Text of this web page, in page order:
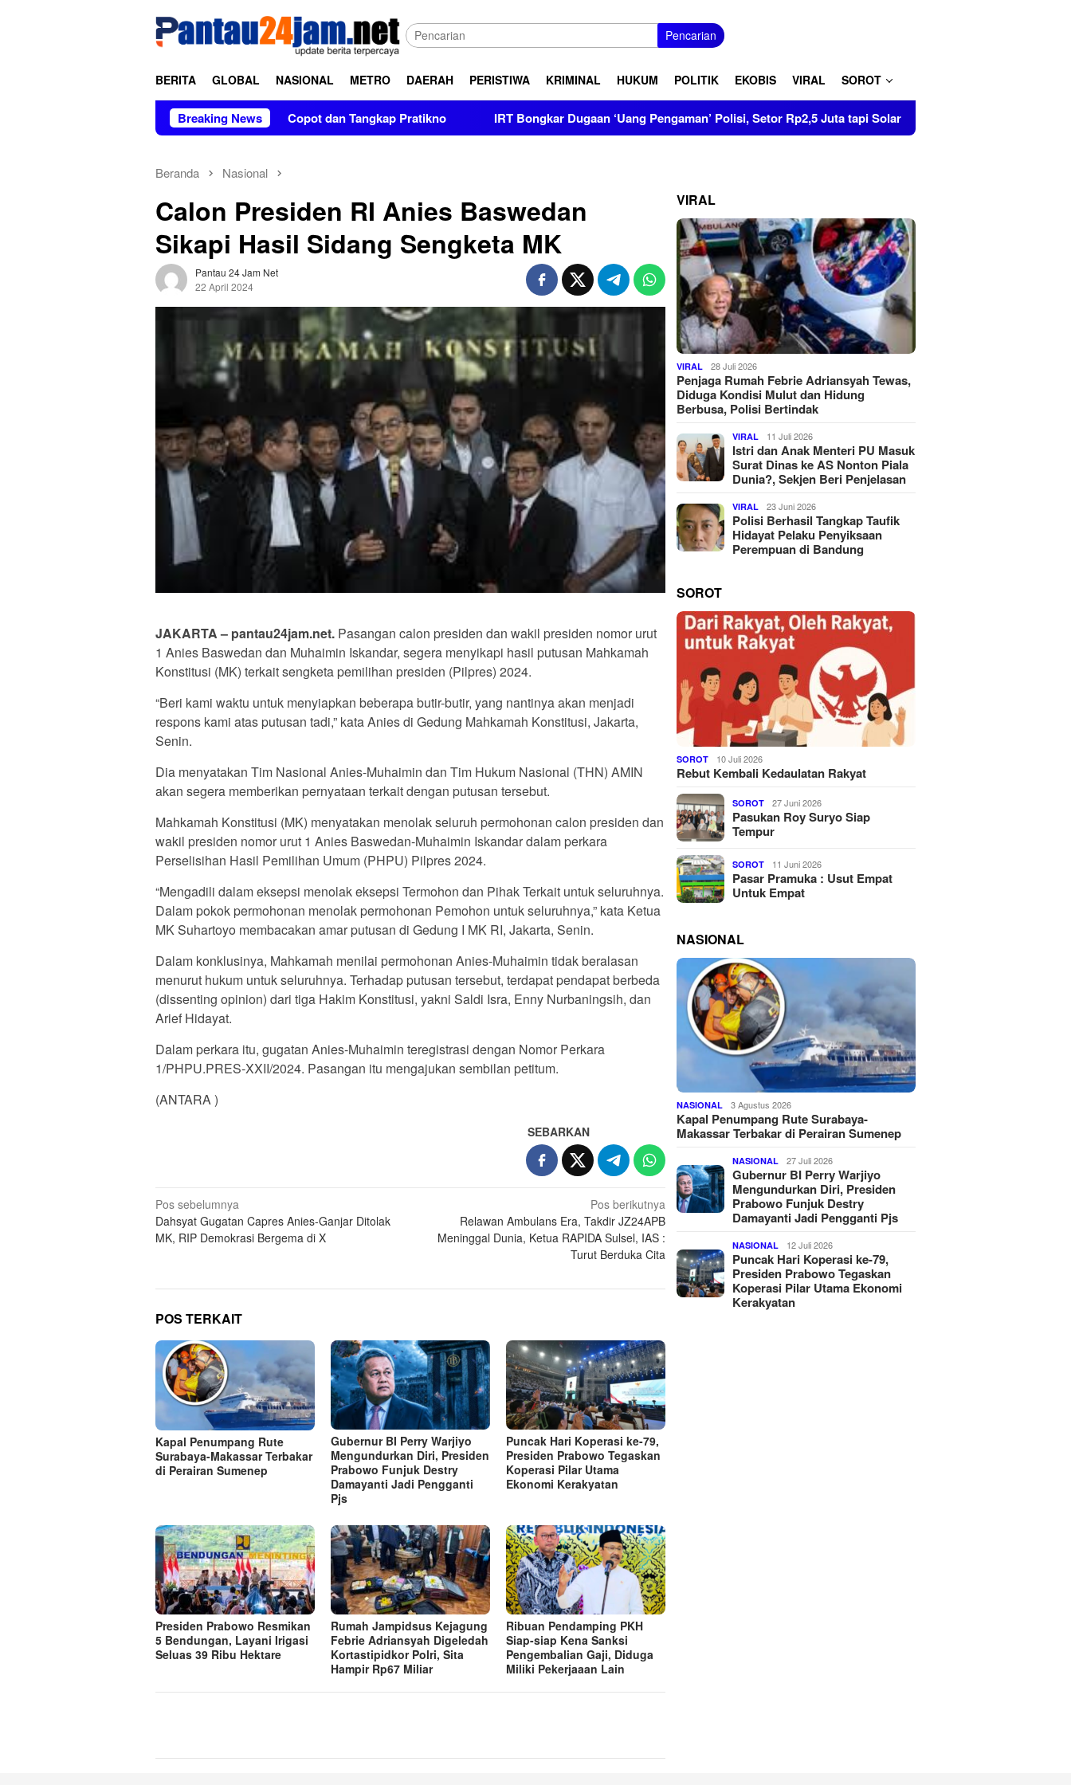
Pencarian
BERITA GLOBAL NASIONAL METRO DAERAH PERISTIWA KRIMINAL HUKUM POLITIK EKOBIS VIRAL SOROT
Breaking NewsCopot dan Tangkap Pratikno IRT Bongkar Dugaan ‘Uang Pengaman’ Polisi, Setor Rp2,5 Juta tapi Solar 8 Ton Disita di Pinrang
Beranda Nasional
Calon Presiden RI Anies Baswedan
Sikapi Hasil Sidang Sengketa MK
Pantau 24 Jam Net
22 April 2024
JAKARTA – pantau24jam.net. Pasangan calon presiden dan wakil presiden nomor urut
1 Anies Baswedan dan Muhaimin Iskandar, segera menyikapi hasil putusan Mahkamah
Konstitusi (MK) terkait sengketa pemilihan presiden (Pilpres) 2024.
“Beri kami waktu untuk menyiapkan beberapa butir-butir, yang nantinya akan menjadi
respons kami atas putusan tadi,” kata Anies di Gedung Mahkamah Konstitusi, Jakarta,
Senin.
Dia menyatakan Tim Nasional Anies-Muhaimin dan Tim Hukum Nasional (THN) AMIN
akan segera memberikan pernyataan terkait dengan putusan tersebut.
Mahkamah Konstitusi (MK) menyatakan menolak seluruh permohonan calon presiden dan
wakil presiden nomor urut 1 Anies Baswedan-Muhaimin Iskandar dalam perkara
Perselisihan Hasil Pemilihan Umum (PHPU) Pilpres 2024.
“Mengadili dalam eksepsi menolak eksepsi Termohon dan Pihak Terkait untuk seluruhnya.
Dalam pokok permohonan menolak permohonan Pemohon untuk seluruhnya,” kata Ketua
MK Suhartoyo membacakan amar putusan di Gedung I MK RI, Jakarta, Senin.
Dalam konklusinya, Mahkamah menilai permohonan Anies-Muhaimin tidak beralasan
menurut hukum untuk seluruhnya. Terhadap putusan tersebut, terdapat pendapat berbeda
(dissenting opinion) dari tiga Hakim Konstitusi, yakni Saldi Isra, Enny Nurbaningsih, dan
Arief Hidayat.
Dalam perkara itu, gugatan Anies-Muhaimin teregistrasi dengan Nomor Perkara
1/PHPU.PRES-XXII/2024. Pasangan itu mengajukan sembilan petitum.
(ANTARA )
SEBARKAN
Navigasi
pos
Pos sebelumnya
Dahsyat Gugatan Capres Anies-Ganjar Ditolak
MK, RIP Demokrasi Bergema di X
Pos berikutnya
Relawan Ambulans Era, Takdir JZ24APB
Meninggal Dunia, Ketua RAPIDA Sulsel, IAS :
Turut Berduka Cita
POS TERKAIT
Kapal Penumpang Rute
Surabaya-Makassar Terbakar
di Perairan Sumenep
Gubernur BI Perry Warjiyo
Mengundurkan Diri, Presiden
Prabowo Funjuk Destry
Damayanti Jadi Pengganti
Pjs
Puncak Hari Koperasi ke-79,
Presiden Prabowo Tegaskan
Koperasi Pilar Utama
Ekonomi Kerakyatan
Presiden Prabowo Resmikan
5 Bendungan, Layani Irigasi
Seluas 39 Ribu Hektare
Rumah Jampidsus Kejagung
Febrie Adriansyah Digeledah
Kortastipidkor Polri, Sita
Hampir Rp67 Miliar
Ribuan Pendamping PKH
Siap-siap Kena Sanksi
Pengembalian Gaji, Diduga
Miliki Pekerjaaan Lain
VIRAL
VIRAL 28 Juli 2026
Penjaga Rumah Febrie Adriansyah Tewas,
Diduga Kondisi Mulut dan Hidung
Berbusa, Polisi Bertindak
VIRAL 11 Juli 2026
Istri dan Anak Menteri PU Masuk
Surat Dinas ke AS Nonton Piala
Dunia?, Sekjen Beri Penjelasan
VIRAL 23 Juni 2026
Polisi Berhasil Tangkap Taufik
Hidayat Pelaku Penyiksaan
Perempuan di Bandung
SOROT
SOROT 10 Juli 2026
Rebut Kembali Kedaulatan Rakyat
SOROT 27 Juni 2026
Pasukan Roy Suryo Siap
Tempur
SOROT 11 Juni 2026
Pasar Pramuka : Usut Empat
Untuk Empat
NASIONAL
NASIONAL 3 Agustus 2026
Kapal Penumpang Rute Surabaya-
Makassar Terbakar di Perairan Sumenep
NASIONAL 27 Juli 2026
Gubernur BI Perry Warjiyo
Mengundurkan Diri, Presiden
Prabowo Funjuk Destry
Damayanti Jadi Pengganti Pjs
NASIONAL 12 Juli 2026
Puncak Hari Koperasi ke-79,
Presiden Prabowo Tegaskan
Koperasi Pilar Utama Ekonomi
Kerakyatan